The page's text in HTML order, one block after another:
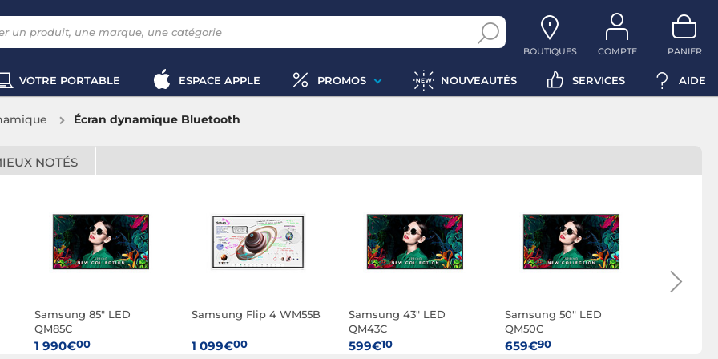
BOUTIQUES COMPTE PANIER
VOTRE PORTABLE ESPACE APPLE PROMOS NOUVEAUTÉS SERVICES AIDE
Écran dynamique Bluetooth
NOTÉS
Samsung 85" LED
QM85C
1 990€00
Samsung Flip 4 WM55B
1 099€00
Samsung 43" LED
QM43C
599€10
Samsung 50" LED
QM50C
659€90